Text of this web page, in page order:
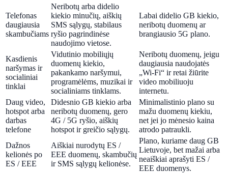
Telefonas
daugiausia
skambučiams
Neribotų arba didelio
kiekio minučių, aiškių
SMS sąlygų, stabilaus
ryšio pagrindinėse
naudojimo vietose.
Labai didelio GB kiekio,
neribotų duomenų ar
brangiausio 5G plano.
Kasdienis
naršymas ir
socialiniai
tinklai
Vidutinio mobiliųjų
duomenų kiekio,
pakankamo naršymui,
programėlėms, muzikai ir
socialiniams tinklams.
Neribotų duomenų, jeigu
daugiausia naudojatės
„Wi-Fi“ ir retai žiūrite
video mobiliuoju
internetu.
Daug video,
hotspot arba
darbas
telefone
Didesnio GB kiekio arba
neribotų duomenų, gero
4G / 5G ryšio, aiškių
hotspot ir greičio sąlygų.
Minimalistinio plano su
mažu duomenų kiekiu,
net jei jo mėnesio kaina
atrodo patraukli.
Dažnos
kelionės po
ES / EEE
Aiškiai nurodytų ES /
EEE duomenų, skambučių
ir SMS sąlygų kelionėse.
Plano, kuriame daug GB
Lietuvoje, bet mažai arba
neaiškiai aprašyti ES /
EEE duomenys.